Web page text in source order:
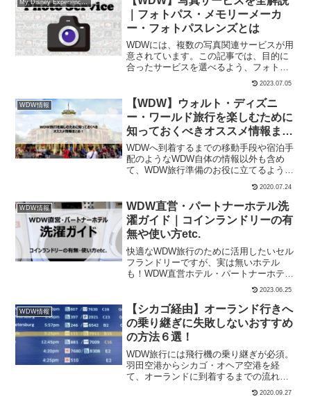
｜フォトパス・メモリーメーカ
ー・フォトパスレンズとは
WDWには、複数の写真関連サービスが用
意されています。この記事では、目的に
合ったサービスを選べるよう、フォトパ
スやメモリーメーカー、フォトパスレン
ズなどの内容・料金・使い方・おすすめ
ポイントをそれぞれ紹介します！
2023.07.05
WDW情報
【WDW】ウォルト・ディズニ
ー・ワールド旅行を楽しむために
知っておくべきオススメ情報まと
め！
WDWへ到着するまでの移動手段や宿泊手
配のようなWDW自体の情報以外も含め
て、WDW旅行準備のお役に立てるように
わかりやすく情報をまとめました！2020.07.24
WDW情報
WDW直営・パートナーホテル洗
濯ガイド｜コインランドリーの有
無や使い方etc.
快適なWDW旅行のために活用したいセル
フランドリーですが、実は無いホテル
も！WDW直営ホテル・パートナーホテル
のコインランドリーの有無や、無い場合
2023.06.25
WDW情報
【シカゴ経由】オーランド行きへ
の乗り継ぎに失敗しないおすすめ
の方法６選！
WDW旅行には飛行機の乗り継ぎが必須。
羽田空港からシカゴ・オヘア空港を経
て、オーランドに到着するまでの流れ
や、乗り継ぎ時間が最短40分になる失敗
最小限のおすすめ対策などを解説しま
2020.09.27